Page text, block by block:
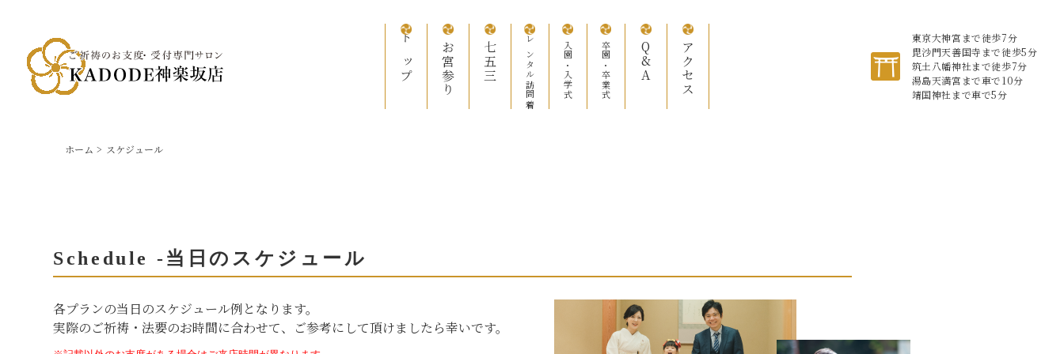
トップ お宮参り 七五三 レンタル訪問着 入園・入学式 卒園・卒業式 Q&A アクセス
東京大神宮まで徒歩7分
毘沙門天善国寺まで徒歩5分
筑土八幡神社まで徒歩7分
湯島天満宮まで車で10分
靖国神社まで車で5分
ホーム スケジュール
Schedule - 当日のスケジュール
各プランの当日のスケジュール例となります。
実際のご祈祷・法要のお時間に合わせて、ご参考にして頂けましたら幸いです。